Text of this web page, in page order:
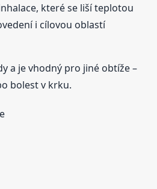
které se liší teplotou
i cílovou oblastí
a je vhodný pro jiné obtíže –
bolest v krku.